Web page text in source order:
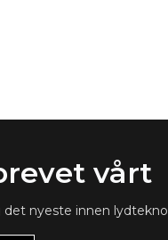
vårt
nyeste innen